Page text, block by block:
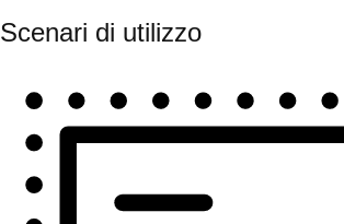
Scenari di utilizzo